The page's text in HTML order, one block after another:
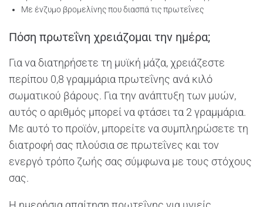
Με ένζυμο βρομελίνης που διασπά τις πρωτεΐνες
Πόση πρωτεΐνη χρειάζομαι την ημέρα;
Για να διατηρήσετε τη μυϊκή μάζα, χρειάζεστε
περίπου 0,8 γραμμάρια πρωτεΐνης ανά κιλό
σωματικού βάρους. Για την ανάπτυξη των μυών,
αυτός ο αριθμός μπορεί να φτάσει τα 2 γραμμάρια.
Με αυτό το προϊόν, μπορείτε να συμπληρώσετε τη
διατροφή σας πλούσια σε πρωτεΐνες και τον
ενεργό τρόπο ζωής σας σύμφωνα με τους στόχους
σας.